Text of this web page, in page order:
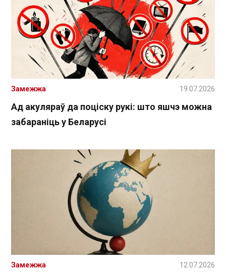
Ад акуляраў да поціску рукі: што яшчэ можна
забараніць у Беларусі
Замежжа 19.07.2026
Замежжа 12.07.2026